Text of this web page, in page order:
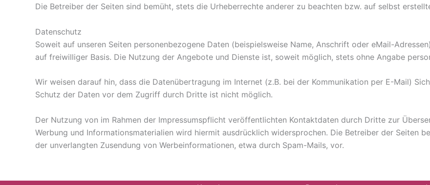
Die Betreiber der Seiten sind bemüht, stets die Urheberrechte anderer zu beachten bzw. auf selbst
Datenschutz
Soweit auf unseren Seiten personenbezogene Daten (beispielsweise Name, Anschrift oder eMail-
auf freiwilliger Basis. Die Nutzung der Angebote und Dienste ist, soweit möglich, stets ohne Angabe
Wir weisen darauf hin, dass die Datenübertragung im Internet (z.B. bei der Kommunikation per E-Mail)
Schutz der Daten vor dem Zugriff durch Dritte ist nicht möglich.
Der Nutzung von im Rahmen der Impressumspflicht veröffentlichten Kontaktdaten durch Dritte zur
Werbung und Informationsmaterialien wird hiermit ausdrücklich widersprochen. Die Betreiber der Seiten
der unverlangten Zusendung von Werbeinformationen, etwa durch Spam-Mails, vor.